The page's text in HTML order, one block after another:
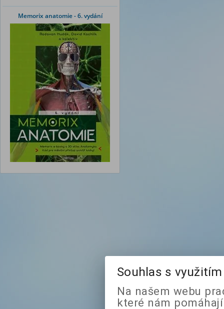
Memorix anatomie - 6. vydání
Souhlas s
Na našem webu
které nám